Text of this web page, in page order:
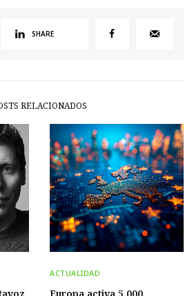
SHARE
RELACIONADOS
ACTUALIDAD